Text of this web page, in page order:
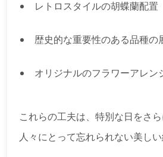
レトロスタイルの胡蝶蘭配置
歴史的な重要性のある品種の
オリジナルのフラワーアレン
これらの工夫は、特別な日をさ
人々にとって忘れられない美しい